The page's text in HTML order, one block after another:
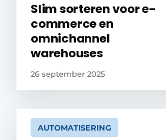
Slim sorteren voor e-
commerce en
omnichannel
warehouses
26 september 2025
AUTOMATISERING